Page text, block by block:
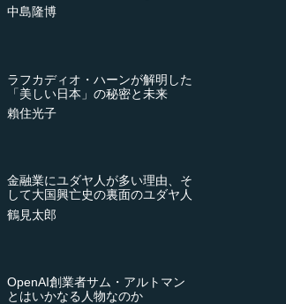
中島隆博
ラフカディオ・ハーンが解明した
「美しい日本」の秘密と未来
賴住光子
金融業にユダヤ人が多い理由、そ
して大国興亡史の裏面のユダヤ人
鶴見太郎
OpenAI創業者サム・アルトマン
とはいかなる人物なのか